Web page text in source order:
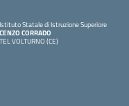
Istituto Statale di Istruzione Superiore
CORRADO
VOLTURNO (CE)